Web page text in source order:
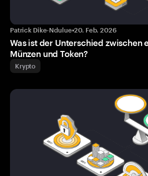
Patrick Dike-Ndulue•20. Feb. 2026
Was ist der Unterschied zwischen
Münzen und Token?
Krypto